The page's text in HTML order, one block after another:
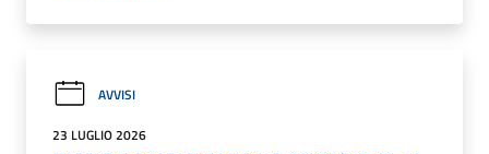
AVVISI
23 LUGLIO 2026